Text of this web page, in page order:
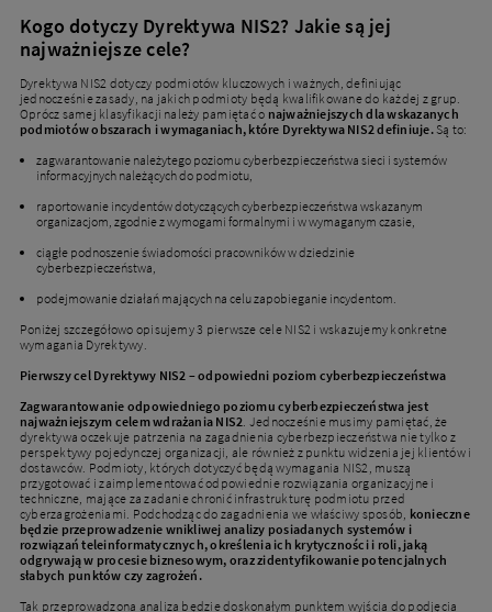
Kogo dotyczy Dyrektywa NIS2? Jakie są jej
najważniejsze cele?
Dyrektywa NIS2 dotyczy podmiotów kluczowych i ważnych, definiując
jednocześnie zasady, na jakich podmioty będą kwalifikowane do każdej z grup.
Oprócz samej klasyfikacji należy pamiętać o najważniejszych dla wskazanych
podmiotów obszarach i wymaganiach, które Dyrektywa NIS2 definiuje.Są to:
zagwarantowanie należytego poziomu cyberbezpieczeństwa sieci i systemów
informacyjnych należących do podmiotu,
raportowanie incydentów dotyczących cyberbezpieczeństwa wskazanym
organizacjom, zgodnie z wymogami formalnymi i w wymaganym czasie,
ciągłe podnoszenie świadomości pracowników w dziedzinie
cyberbezpieczeństwa,
podejmowanie działań mających na celu zapobieganie incydentom.
Poniżej szczegółowo opisujemy 3 pierwsze cele NIS2 i wskazujemy konkretne
wymagania Dyrektywy.
Pierwszy cel Dyrektywy NIS2 – odpowiedni poziom cyberbezpieczeństwa
Zagwarantowanie odpowiedniego poziomu cyberbezpieczeństwa jest
najważniejszym celem wdrażania NIS2 . Jednocześnie musimy pamiętać, że
dyrektywa oczekuje patrzenia na zagadnienia cyberbezpieczeństwa nie tylko z
perspektywy pojedynczej organizacji, ale również z punktu widzenia jej klientów i
dostawców. Podmioty, których dotyczyć będą wymagania NIS2, muszą
przygotować i zaimplementować odpowiednie rozwiązania organizacyjne i
techniczne, mające za zadanie chronić infrastrukturę podmiotu przed
cyberzagrożeniami. Podchodząc do zagadnienia we właściwy sposób, konieczne
będzie przeprowadzenie wnikliwej analizy posiadanych systemów i
rozwiązań teleinformatycznych, określenia ich krytyczności i roli, jaką
odgrywają w procesie biznesowym, oraz zidentyfikowanie potencjalnych
słabych punktów czy zagrożeń.
Tak przeprowadzona analiza będzie doskonałym punktem wyjścia do podjęcia